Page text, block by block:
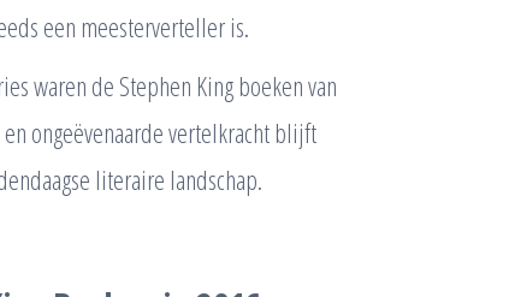
een meesterverteller is.
waren de Stephen King boeken van
ongeëvenaarde vertelkracht blijft
literaire landschap.